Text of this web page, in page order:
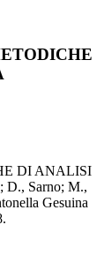
DI ANALISI
Sarno; M.,
Gesuina